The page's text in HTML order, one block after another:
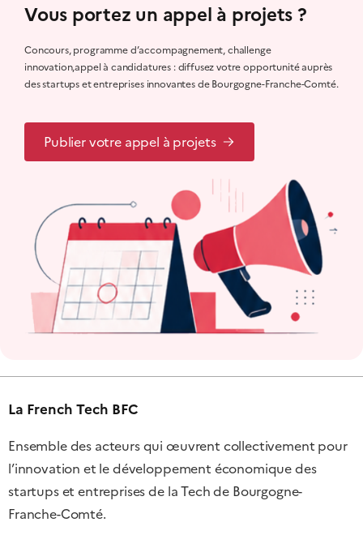
Vous portez un appel à projets ?
Concours, programme d’accompagnement, challenge
innovation,appel à candidatures : diffusez votre opportunité auprès
des startups et entreprises innovantes de Bourgogne-Franche-Comté.
Publier votre appel à projets
La French Tech BFC
Ensemble des acteurs qui œuvrent collectivement pour
l’innovation et le développement économique des
startups et entreprises de la Tech de Bourgogne-
Franche-Comté.